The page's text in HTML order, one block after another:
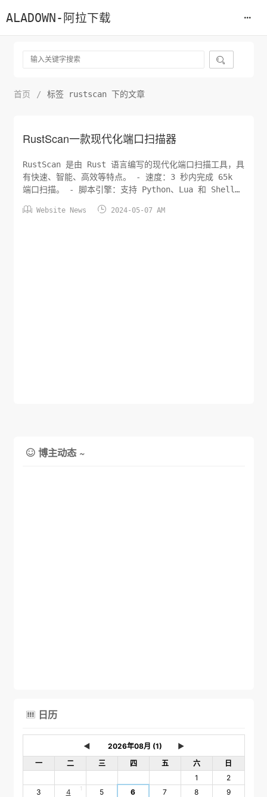
ALADOWN-阿拉下载

首页 / 标签 rustscan 下的文章
RustScan一款现代化端口扫描器
RustScan 是由 Rust 语言编写的现代化端口扫描工具，具
有快速、智能、高效等特点。 - 速度：3 秒内完成 65k
端口扫描。 - 脚本引擎：支持 Python、Lua 和 Shell
化。 - 易用性：成为完全无障碍的渗透测试工具。 - 扩展
 Website News  2024-05-07 AM
 博主动态 ~
 日历
◄
►
一
二 三 四 五 六
日
1
2
3
4 1 5 6 7 8
9